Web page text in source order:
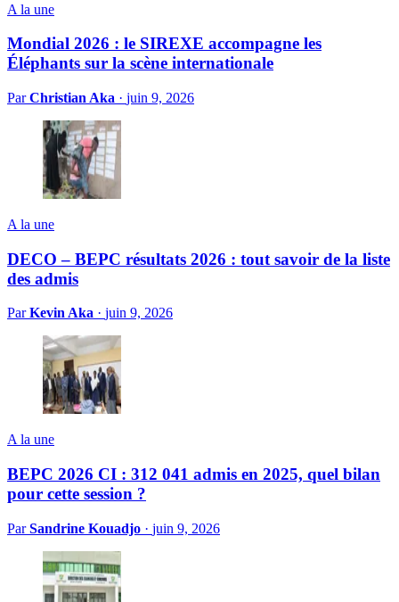
A la une
Mondial 2026 : le SIREXE accompagne les
Éléphants sur la scène internationale
ParChristian Aka · juin 9, 2026
A la une
DECO – BEPC résultats 2026 : tout savoir de la liste
des admis
ParKevin Aka · juin 9, 2026
A la une
BEPC 2026 CI : 312 041 admis en 2025, quel bilan
pour cette session ?
ParSandrine Kouadjo · juin 9, 2026